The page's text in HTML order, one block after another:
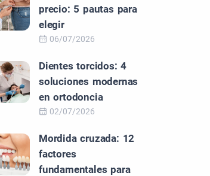
precio: 5 pautas para
elegir
06/07/2026
Dientes torcidos: 4
soluciones modernas
en ortodoncia
02/07/2026
Mordida cruzada: 12
factores
fundamentales para